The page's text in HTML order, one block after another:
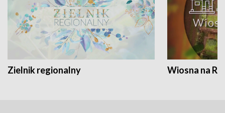
Zielnik regionalny Wiosna na